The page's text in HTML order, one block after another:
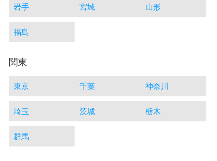
岩手 宮城 山形
福島
関東
東京 千葉 神奈川
埼玉 茨城 栃木
群馬